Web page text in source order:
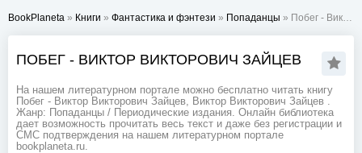
BookPlaneta » Книги » Фантастика и фэнтези » Попаданцы » Побег - Виктор Викторович Зайцев
ПОБЕГ - ВИКТОР ВИКТОРОВИЧ ЗАЙЦЕВ
На нашем литературном портале можно бесплатно читать книгу
Побег - Виктор Викторович Зайцев, Виктор Викторович Зайцев .
Жанр: Попаданцы / Периодические издания. Онлайн библиотека
дает возможность прочитать весь текст и даже без регистрации и
СМС подтверждения на нашем литературном портале
bookplaneta.ru.